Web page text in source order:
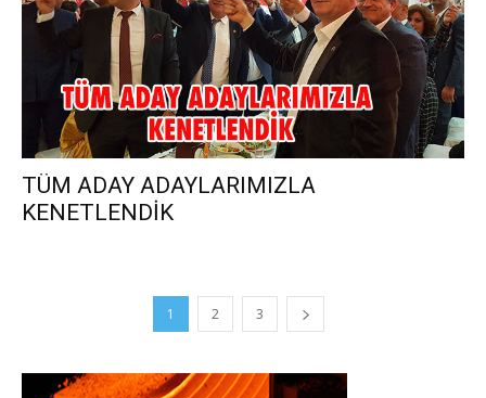
TÜM ADAY ADAYLARIMIZLA
KENETLENDİK
1 2 3